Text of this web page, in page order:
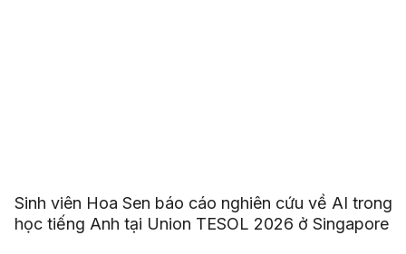
Sinh viên Hoa Sen báo cáo nghiên cứu về AI trong
học tiếng Anh tại Union TESOL 2026 ở Singapore